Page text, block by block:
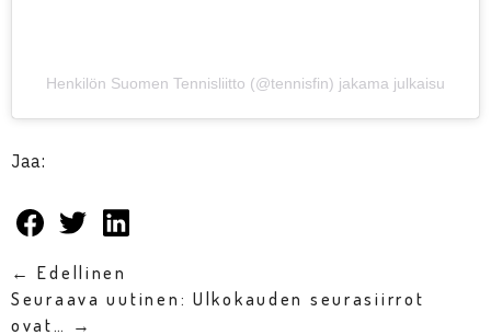
Henkilön Suomen Tennisliitto (@tennisfin) jakama julkaisu
Jaa:
← Edellinen
Seuraava uutinen: Ulkokauden seurasiirrot
ovat… →